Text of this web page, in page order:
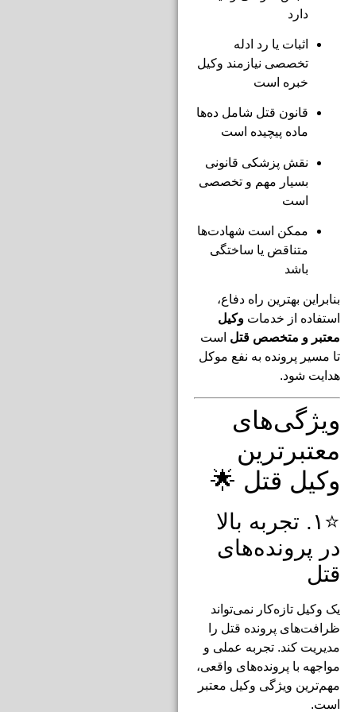
دارد
اثبات یا رد ادله
تخصصی نیازمند وکیل
خبره است
قانون قتل شامل ده‌ها
ماده پیچیده است
نقش پزشکی قانونی
بسیار مهم و تخصصی
است
ممکن است شهادت‌ها
متناقض یا ساختگی
باشد
بنابراین بهترین راه دفاع،
استفاده از خدمات وکیل
معتبر و متخصص قتل است
تا مسیر پرونده به نفع موکل
هدایت شود.
ویژگی‌های
معتبرترین
وکیل قتل 🌟
⭐۱. تجربه بالا
در پرونده‌های
قتل
یک وکیل تازه‌کار نمی‌تواند
ظرافت‌های پرونده قتل را
مدیریت کند. تجربه عملی و
مواجهه با پرونده‌های واقعی،
مهم‌ترین ویژگی وکیل معتبر
است.